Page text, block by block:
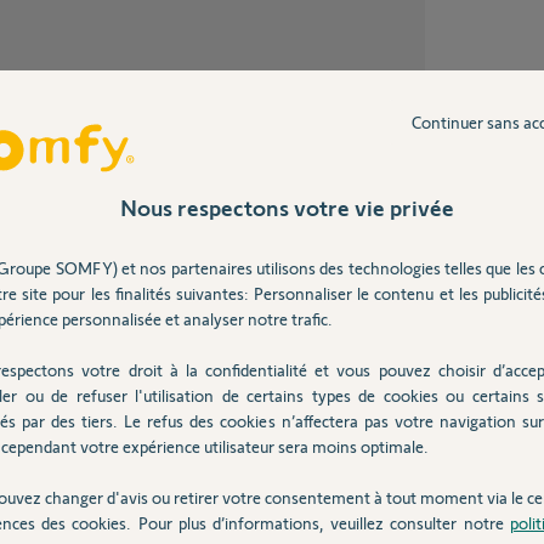
? Nous respectons votre vie privée
SOMFY) et nos partenaires utilisons des technologies telles que les
site pour les finalités suivantes: Personnaliser le contenu et les
personnalisée et analyser notre trafic.
votre droit à la confidentialité et vous pouvez choisir
ou de refuser l'utilisation de certains types de cookies ou certains
par des tiers. Le refus des cookies n’affectera pas votre navigation
votre expérience utilisateur sera moins optimale.
changer d'avis ou retirer votre consentement à tout moment via le
des cookies. Pour plus d’informations, veuillez consulter notre
Continuer sans